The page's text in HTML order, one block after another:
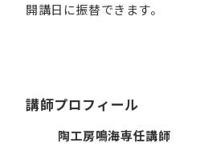
開講日に振替できます。
講師プロフィール
陶工房鳴海専任講師